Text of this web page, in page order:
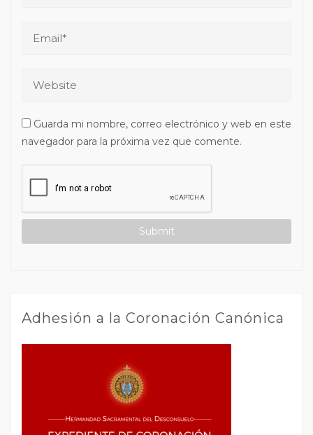
Guarda mi nombre, correo electrónico y web en este
navegador para la próxima vez que comente.
Adhesión a la Coronación Canónica